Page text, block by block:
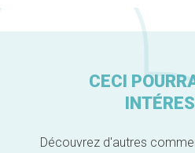
CECI
Découvrez d'autres